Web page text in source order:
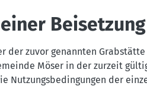
Beisetzung
der zuvor genannten
Möser in der zurzeit
Nutzungsbedingungen der